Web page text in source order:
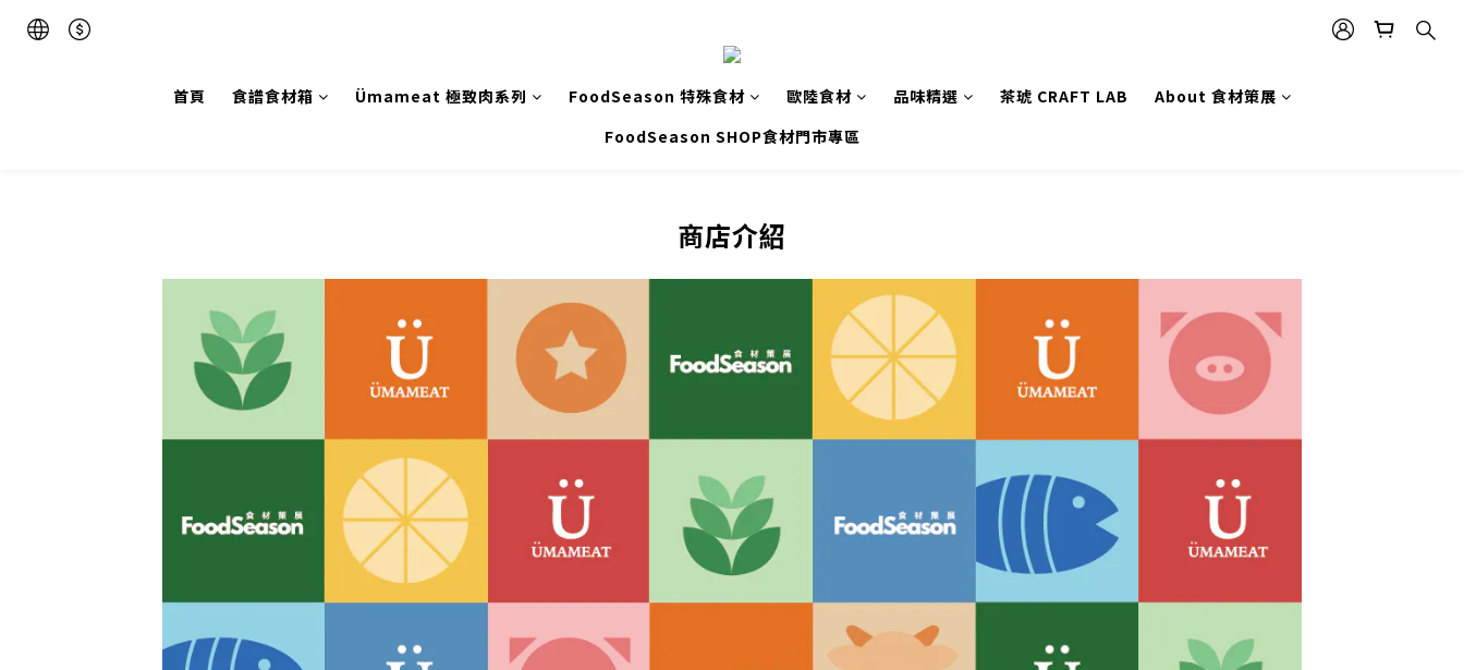
首頁 食譜食材箱 Ümameat 極致肉系列 FoodSeason 特殊食材 歐陸食材 品味精選 茶琥 CRAFT LAB
About 食材策展
FoodSeason SHOP食材門市專區
商店介紹